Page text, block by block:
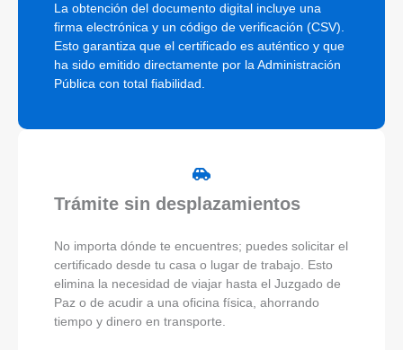
La obtención del documento digital incluye una
firma electrónica y un código de verificación (CSV).
Esto garantiza que el certificado es auténtico y que
ha sido emitido directamente por la Administración
Pública con total fiabilidad.
Trámite sin desplazamientos
No importa dónde te encuentres; puedes solicitar el
certificado desde tu casa o lugar de trabajo. Esto
elimina la necesidad de viajar hasta el Juzgado de
Paz o de acudir a una oficina física, ahorrando
tiempo y dinero en transporte.